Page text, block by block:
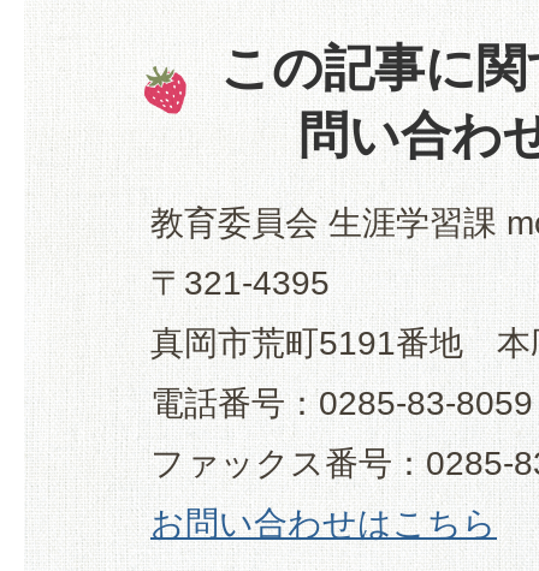
この記事に
問い合わ
教育委員会 生涯学習課
〒321-4395
真岡市荒町5191番地 本
電話番号：0285-83-8059
ファックス番号：0285-
お問い合わせはこちら